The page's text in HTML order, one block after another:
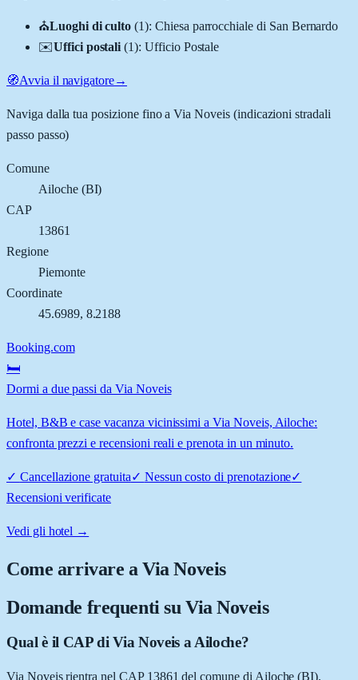
⛪Luoghi di culto (1): Chiesa parrocchiale di San Bernardo
✉️Uffici postali (1): Ufficio Postale
🧭Avvia il navigatore→
Naviga dalla tua posizione fino aVia Noveis(indicazioni stradali
passo passo)
Comune
Ailoche(BI)
CAP
13861
Regione
Piemonte
Coordinate
45.6989, 8.2188
Booking.com
🛏️
Dormi a due passi da Via Noveis
Hotel, B&B e case vacanza vicinissimi a Via Noveis, Ailoche:
confronta prezzi e recensioni reali e prenota in un minuto.
✓ Cancellazione gratuita✓ Nessun costo di prenotazione✓
Recensioni verificate
Vedi gli hotel →
Come arrivare aVia Noveis
Domande frequenti su Via Noveis
Qual è il CAP di Via Noveis a Ailoche?
Via Noveis rientra nel CAP 13861 del comune di Ailoche (BI).